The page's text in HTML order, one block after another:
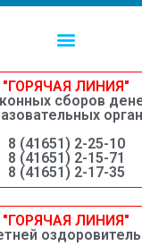
"ГОРЯЧАЯ ЛИНИЯ"
сборов
8 (41651) 2-25-10
8 (41651) 2-15-71
8 (41651) 2-17-35
"ГОРЯЧАЯ ЛИНИЯ"